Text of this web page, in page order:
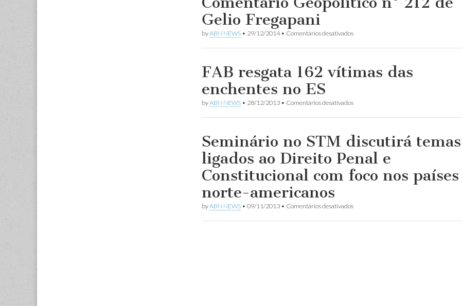
Gelio Fregapani
byABN NEWS • 29/12/2014• Comentários desativadosem
Geopolítico
de
FAB resgata 162 vítimas das
enchentes no ES
byABN NEWS • 28/12/2013 • Comentários desativadosem
resgata
vítimas
das
enchentes
no
ES
Seminário no STM discutirá temas
ligados ao Direito Penal e
Constitucional com foco nos países
norte-americanos
byABN NEWS • 09/11/2013 • Comentários desativadosem
no